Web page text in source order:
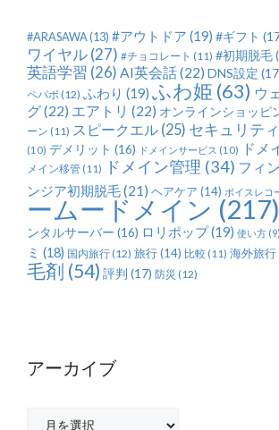
#ARASAWA(13) #アウトドア (19) #ギフト
ワイヤル(27) #チョコレート (11) #初期脱毛
英語学習 (26) AI英会話(22) DNS設定
ペパボ(12) ふわり (19) ふわ姫 (63) ウ
グ(22) エアトリ (22) オンラインショッピ
ーン (11) スピークエル (25) セキュリティ
(10) デメリット (16) ドメインサービス (10) ドメ
メイン移管 (11) ドメイン管理 (34) フィ
ンジア初期脱毛(21) ヘアケア (14) ボイスレコ
ームードメイン (217)
ンタルサーバー (16) ロリポップ(19) 使い方 (9)
ミ (18) 国内旅行(12) 旅行(14) 比較 (11) 海外旅行
毛剤 (54) 評判 (17) 防災 (12)
アーカイブ